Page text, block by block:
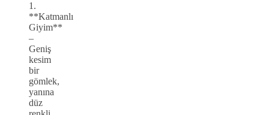
1.
**Katmanlı
Giyim**
–
Geniş
kesim
bir
gömlek,
yanına
düz